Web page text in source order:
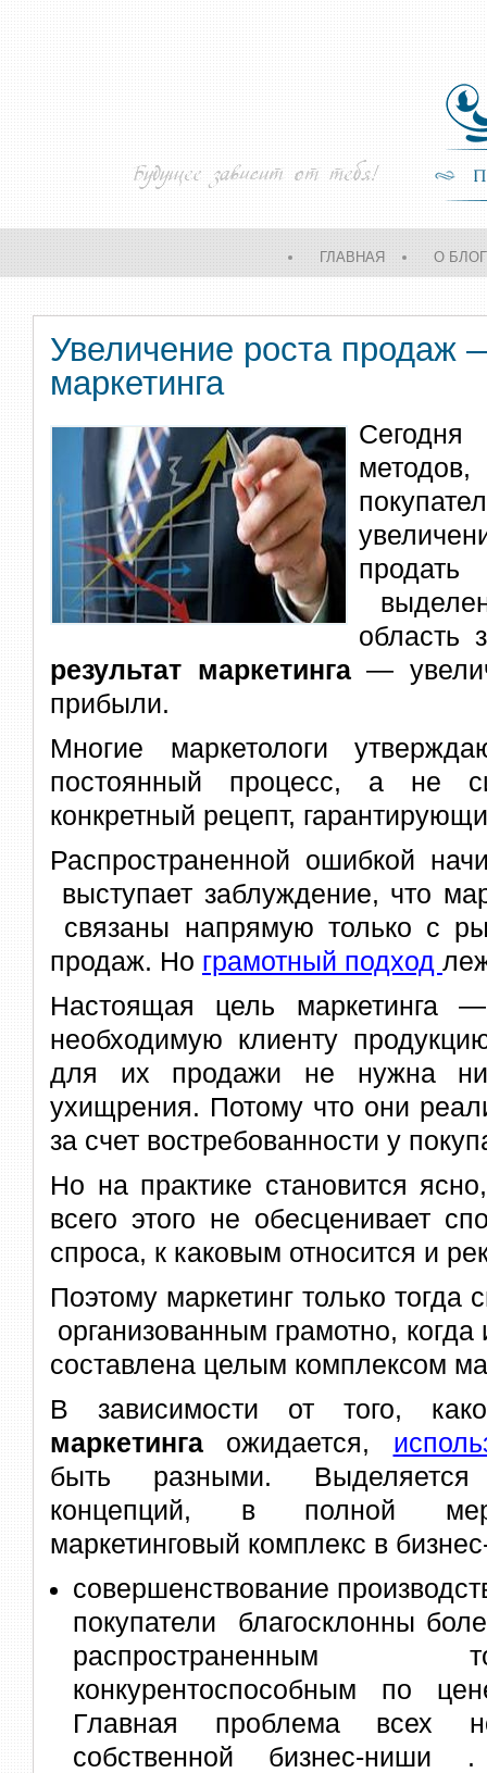
ГЛАВНАЯ О
Увеличение роста продаж
маркетинга
область
результат маркетинга—
прибыли.
Многие маркетологи
постоянный процесс, а не
конкретный рецепт,
Распространенной ошибкой
выступает заблуждение, что
связаны напрямую только с
продаж. Но грамотный подход
Настоящая цель маркетинга —
необходимую клиенту
для их продажи не нужна
ухищрения. Потому что они
за счет востребованности у
Но на практике становится
всего этого не обесценивает
спроса, к каковым относится и
Поэтому маркетинг только тогда
организованным грамотно,
составлена целым комплексом
В зависимости от того,
маркетинга ожидается,
быть разными. Выделяется
концепций, в полной
маркетинговый комплекс в
совершенствование
покупатели благосклонны
конкурентоспособным по
Главная проблема всех
собственной бизнес-ниши